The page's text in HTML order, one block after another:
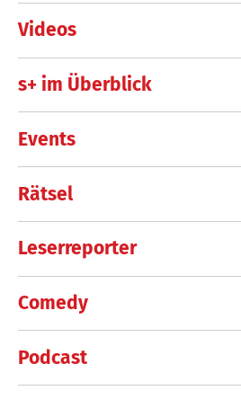
Videos
s+ im Überblick
Events
Rätsel
Leserreporter
Comedy
Podcast